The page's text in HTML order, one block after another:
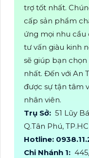
trợ tốt nhất.
cấp sản phẩm
ứng mọi nhu cầu
tư vấn giàu kinh
sẽ giúp bạn
nhất. Đến với An
được sự tận tâm
nhân viên.
Trụ Sở: 51 Lũy
Q.Tân Phú,
Hotline:
Chi Nhánh 1: